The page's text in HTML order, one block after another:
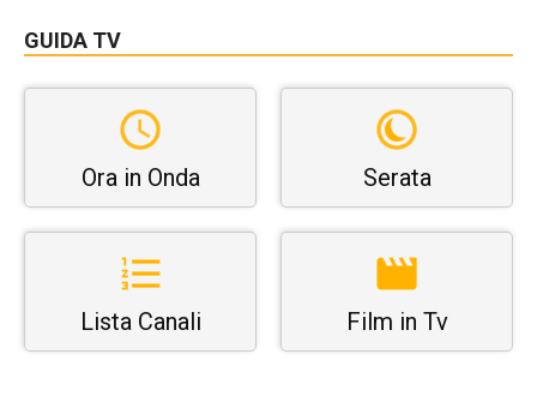
GUIDA TV
Ora in Onda Serata
Lista Canali Film in Tv